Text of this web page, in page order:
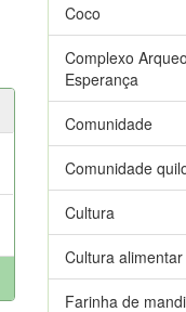
Coco
Complexo
Esperança
Comunidade
Comunidade
Cultura
Cultura alimentar
Farinha de